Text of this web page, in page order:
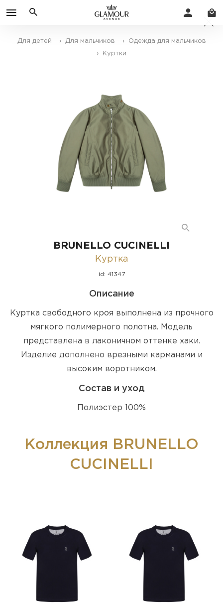
Для детей › Для мальчиков › Одежда для мальчиков
› Куртки
BRUNELLO CUCINELLI
Куртка
id: 41347
Описание
Куртка свободного кроя выполнена из прочного
мягкого полимерного полотна. Модель
представлена в лаконичном оттенке хаки.
Изделие дополнено врезными карманами и
высоким воротником.
Состав и уход
Полиэстер 100%
Коллекция BRUNELLO
CUCINELLI